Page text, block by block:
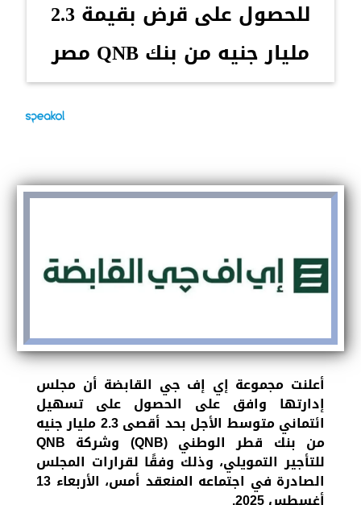
للحصول على قرض بقيمة 2.3
مليار جنيه من بنك QNB مصر
أعلنت مجموعة إي إف جي القابضة أن مجلس
إدارتها وافق على الحصول على تسهيل
ائتماني متوسط الأجل بحد أقصى 2.3 مليار جنيه
من بنك قطر الوطني (QNB) وشركة QNB
للتأجير التمويلي، وذلك وفقًا لقرارات المجلس
الصادرة في اجتماعه المنعقد أمس، الأربعاء 13